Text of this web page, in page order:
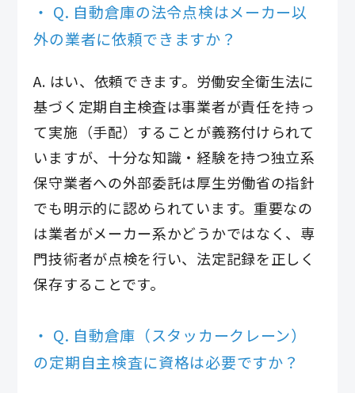
Q. 自動倉庫の法令点検はメーカー以
外の業者に依頼できますか？
A. はい、依頼できます。労働安全衛生法に
基づく定期自主検査は事業者が責任を持っ
て実施（手配）することが義務付けられて
いますが、十分な知識・経験を持つ独立系
保守業者への外部委託は厚生労働省の指針
でも明示的に認められています。重要なの
は業者がメーカー系かどうかではなく、専
門技術者が点検を行い、法定記録を正しく
保存することです。
Q. 自動倉庫（スタッカークレーン）
の定期自主検査に資格は必要ですか？